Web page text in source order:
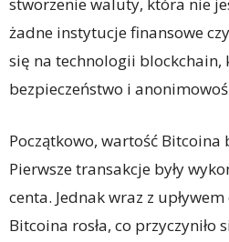
żadne instytucje finansowe
się na technologii blockchain,
bezpieczeństwo i
Początkowo, wartość Bitcoina
Pierwsze transakcje były
centa. Jednak wraz z
Bitcoina rosła, co przyczyniło